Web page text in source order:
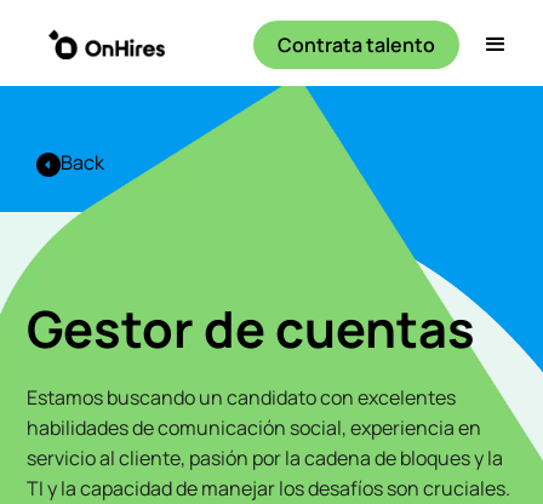
Contrata talento
Back
Gestor de cuentas
Estamos buscando un candidato con excelentes
habilidades de comunicación social, experiencia en
servicio al cliente, pasión por la cadena de bloques y la
TI y la capacidad de manejar los desafíos son cruciales.